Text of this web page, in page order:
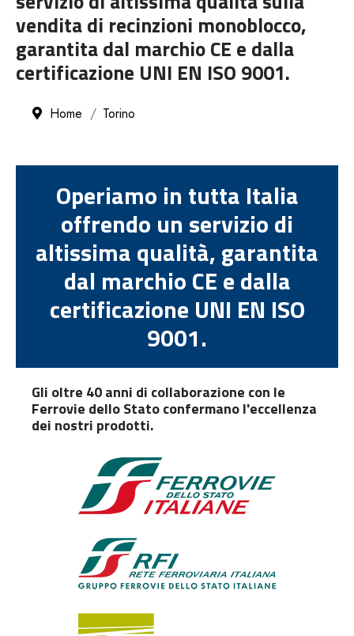
vendita di recinzioni monoblocco,
garantita dal marchio CE e dalla
certificazione UNI EN ISO 9001.
Home Torino
Operiamo in tutta Italia
offrendo un servizio di
altissima qualità, garantita
dal marchio CE e dalla
certificazione UNI EN ISO
9001.
Gli oltre 40 anni di collaborazione con le
Ferrovie dello Stato confermano l'eccellenza
dei nostri prodotti.